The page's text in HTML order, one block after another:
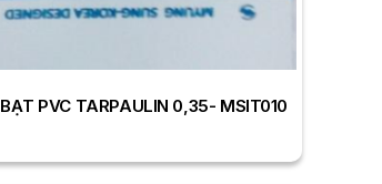
BẠT PVC TARPAULIN 0,35- MSIT010